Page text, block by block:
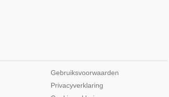
Gebruiksvoorwaarden
Privacyverklaring